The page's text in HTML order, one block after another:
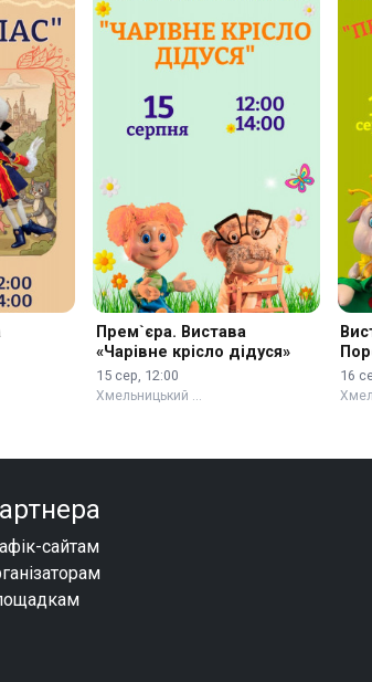
Прем`єра. Вистава
«Чарівне крісло дідуся»
15 сер, 12:00
Хмельницький …
16
сайтам